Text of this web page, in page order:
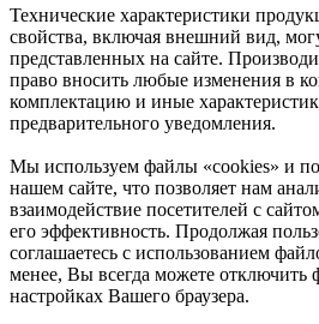
Технические характеристики
свойства, включая внешний вид,
представленных на сайте.
право вносить любые изменения в
комплектацию и иные
предварительного уведомления.
Мы используем файлы «cookies» и
нашем сайте, что позволяет нам
взаимодействие посетителей с
его эффективность. Продолжая
соглашаетесь с использованием
менее, Вы всегда можете отключить
настройках Вашего браузера.